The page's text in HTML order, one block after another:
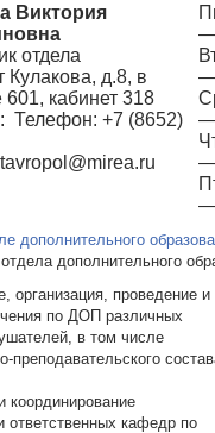
Виктория
отдела
Кулакова, д.8, в
601, кабинет 318
Телефон: +7 (8652)
—
—
—
—
—
дополнительного
дополнительного
организация, проведение и
по ДОП различных
в том числе
преподавательского
координирование
ответственных кафедр по